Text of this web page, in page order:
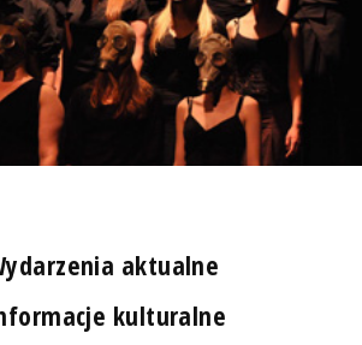
aktualne
kulturalne